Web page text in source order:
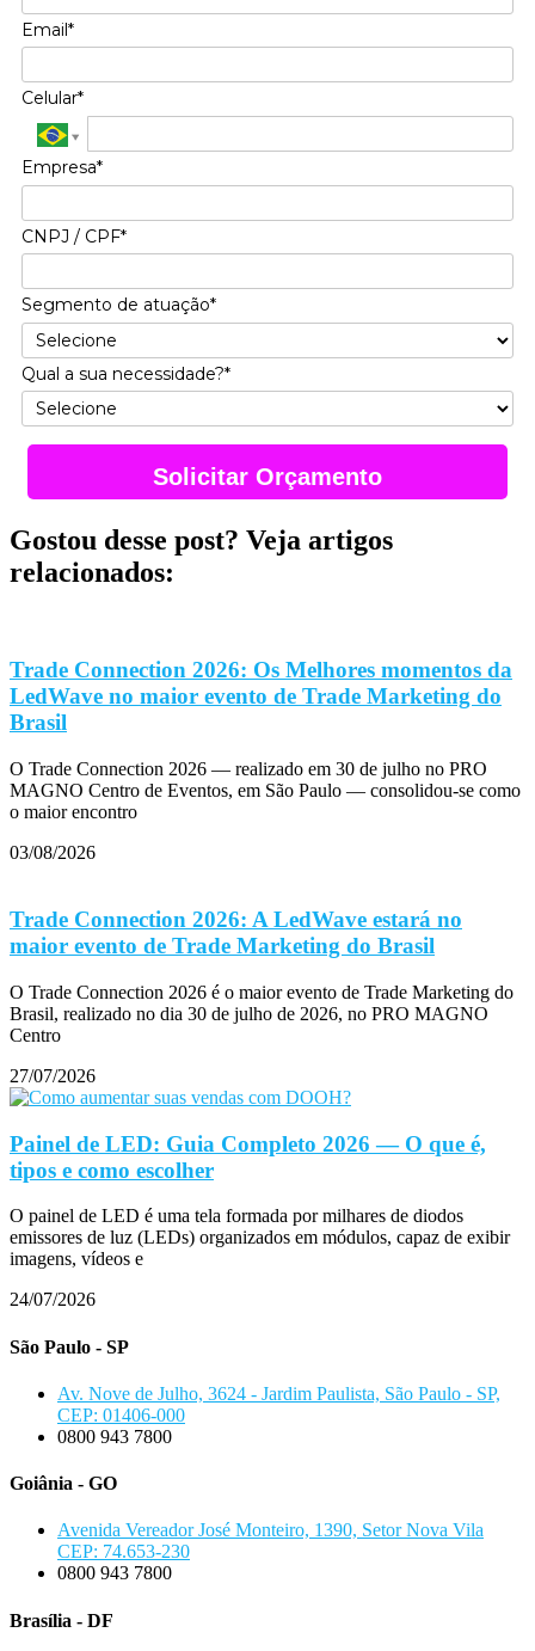
Email*
Celular*
Empresa*
CNPJ / CPF*
Segmento de atuação*
Qual a sua necessidade?*
Solicitar Orçamento
Gostou desse post? Veja artigos
relacionados:
Trade Connection 2026: Os Melhores momentos da
LedWave no maior evento de Trade Marketing do
Brasil
O Trade Connection 2026 — realizado em 30 de julho no PRO
MAGNO Centro de Eventos, em São Paulo — consolidou-se como
o maior encontro
03/08/2026
Trade Connection 2026: A LedWave estará no
maior evento de Trade Marketing do Brasil
O Trade Connection 2026 é o maior evento de Trade Marketing do
Brasil, realizado no dia 30 de julho de 2026, no PRO MAGNO
Centro
27/07/2026
Painel de LED: Guia Completo 2026 — O que é,
tipos e como escolher
O painel de LED é uma tela formada por milhares de diodos
emissores de luz (LEDs) organizados em módulos, capaz de exibir
imagens, vídeos e
24/07/2026
São Paulo - SP
Av. Nove de Julho, 3624 - Jardim Paulista, São Paulo - SP,
CEP: 01406-000
0800 943 7800
Goiânia - GO
Avenida Vereador José Monteiro, 1390, Setor Nova Vila
CEP: 74.653-230
0800 943 7800
Brasília - DF